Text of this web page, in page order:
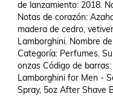
de lanzamiento: 2018.
Notas de corazón:
madera de cedro,
Lamborghini. Nombre
Categoría: Perfumes.
onzas Código de
Lamborghini for Men -
Spray, 5oz After Shave